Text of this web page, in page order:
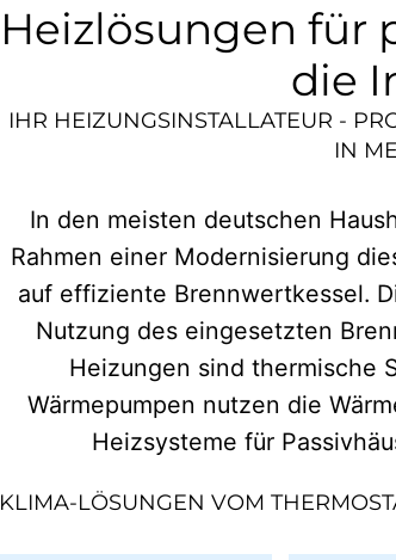
Heizlösungen für
die
IHR HEIZUNGSINSTALLATEUR -
IN
In den meisten deutschen
Rahmen einer Modernisierung
auf effiziente Brennwertkessel.
Nutzung des eingesetzten
Heizungen sind thermische
Wärmepumpen nutzen die
Heizsysteme für
KLIMA-LÖSUNGEN VOM